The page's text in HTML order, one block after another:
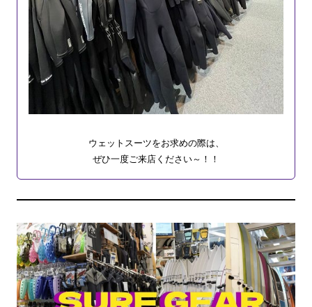
ウェットスーツをお求めの際は、
ぜひ一度ご来店ください～！！